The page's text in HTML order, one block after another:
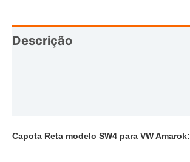
Descrição
Capota Reta modelo SW4 para VW Amarok: